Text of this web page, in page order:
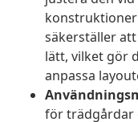
konstruktioner
säkerställer
lätt, vilket gör
anpassa
för trädgårdar